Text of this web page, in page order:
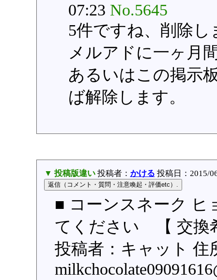
07:23 No.5645
5件ですね、削除し
メルアドに一ヶ月
あるいはこの掲示
ば解除します。
▼ 投稿版違い投稿者： かける 投稿日：2015/
■ コーンスネーク ヒ
てください 【 交換
投稿者：キャット 住